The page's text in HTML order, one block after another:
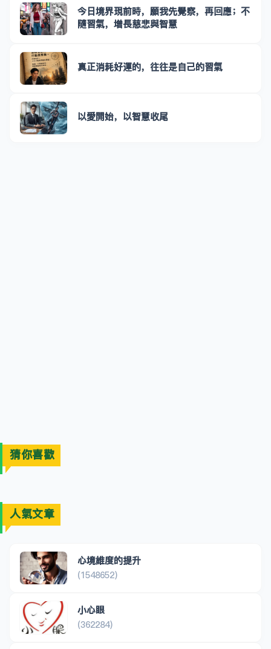
今日境界現前時，願我先覺察，再回應；不
隨習氣，增長慈悲與智慧
真正消耗好運的，往往是自己的習氣
以愛開始，以智慧收尾
猜你喜歡
人氣文章
心境維度的提升
(1548652)
小心眼
(362284)